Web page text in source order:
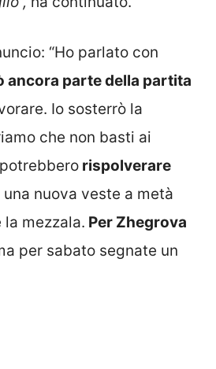
“Ho parlato con
ancora parte della partita
Io sosterrò la
che non basti ai
rispolverare
una nuova veste a metà
mezzala. Per Zhegrova
per sabato segnate un